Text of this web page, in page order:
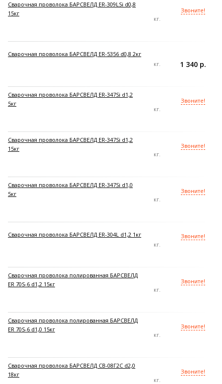
Сварочная проволока БАРСВЕЛД ER-309LSi d0,8
15кг
кг.
Звоните!
Сварочная проволока БАРСВЕЛД ER-5356 d0,8 2кг
кг.
1 340 р.
Сварочная проволока БАРСВЕЛД ER-347Si d1,2
5кг
кг.
Звоните!
Сварочная проволока БАРСВЕЛД ER-347Si d1,2
15кг
кг.
Звоните!
Сварочная проволока БАРСВЕЛД ER-347Si d1,0
5кг
кг.
Звоните!
Сварочная проволока БАРСВЕЛД ER-304L d1,2 1кг
кг.
Звоните!
Сварочная проволока полированная БАРСВЕЛД
ER 70S-6 d1,2 15кг
кг.
Звоните!
Сварочная проволока полированная БАРСВЕЛД
ER 70S-6 d1,0 15кг
кг.
Звоните!
Сварочная проволока БАРСВЕЛД СВ-08Г2С d2,0
18кг
кг.
Звоните!